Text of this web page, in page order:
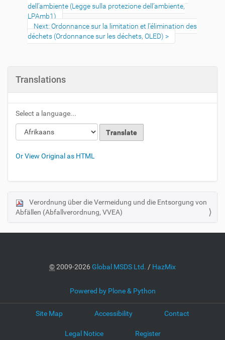
dell’ambiente (Legge sulla protezione dell’ambiente,
LPAmb1)
Next: Ordonnance sur la limitation et l’élimination des
déchets (Ordonnance sur les déchets, OLED)
Translations
Select a language...
Or View Original as HTML
N
a
o
Verordnung über die Vermeidung und die Entsorgung von
Abfällen (Abfallverordnung, VVEA)
©2009-2026Global MSDS Ltd. / HazMix
Powered by Plone & Python
Site Map Accessibility Contact
Legal Notice Register